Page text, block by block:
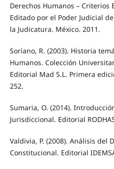
Derechos Humanos – Criterios
Editado por el Poder Judicial
la Judicatura. México. 2011.
Soriano, R. (2003). Historia
Humanos. Colección
Editorial Mad S.L. Primera
252.
Sumaria, O. (2014).
Jurisdiccional. Editorial
Valdivia, P. (2008). Análisis del
Constitucional. Editorial